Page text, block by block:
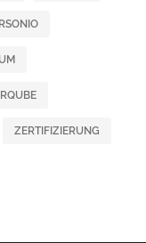
ZERTIFIZIERUNG